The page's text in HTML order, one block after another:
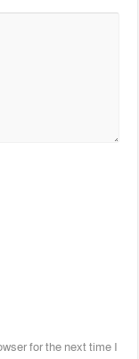
for the next time I